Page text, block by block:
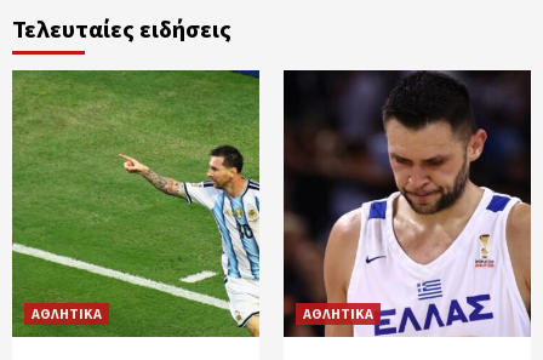
Τελευταίες ειδήσεις
ΑΘΛΗΤΙΚΑ ΑΘΛΗΤΙΚΑ